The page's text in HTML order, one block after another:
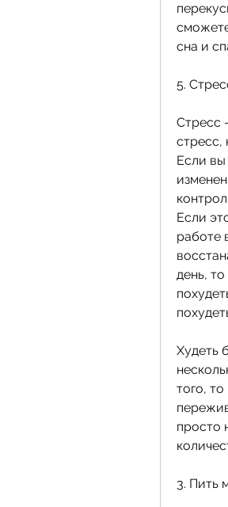
сна и
5.
Стресс
Если вы
Если
работе
день,
Худеть
того,
просто
3. Пить